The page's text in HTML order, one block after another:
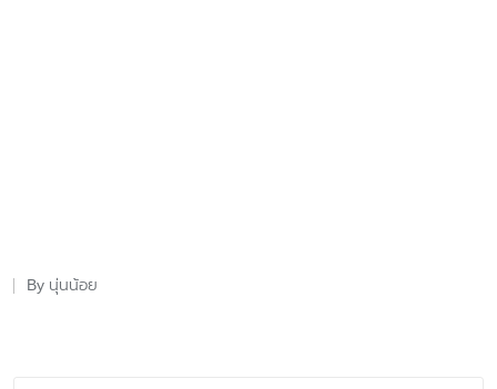
Posted
By นุ่นน้อย